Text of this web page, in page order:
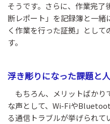
そうです。さらに、作業完
断レポート」を記録簿と一
く作業を行った証拠」とし
す。
浮き彫りになった課題と
もちろん、メリットばかり
な声として、Wi-Fiや
る通信トラブルが挙げられて